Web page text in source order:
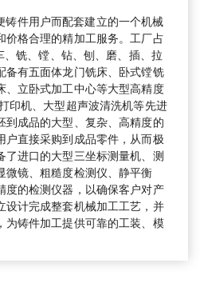
铸件用户而配套建立的一个机械
价格合理的精加工服务。工厂占
铣、镗、钻、刨、磨、插、拉
备有五面体龙门铣床、卧式镗铣
、立卧式加工中心等大型高精度
印机、大型超声波清洗机等先进
到成品的大型、复杂、高精度的
户直接采购到成品零件，从而极
了进口的大型三坐标测量机、测
微镜、粗糙度检测仪、静平衡
度的检测仪器，以确保客户对产
设计完成整套机械加工工艺，并
为铸件加工提供可靠的工装、模